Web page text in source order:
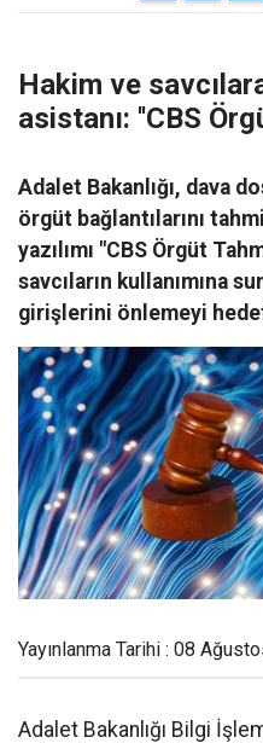
Hakim ve
asistanı: ''CBS
Adalet Bakanlığı, dava
örgüt bağlantılarını
yazılımı "CBS Örgüt
savcıların kullanımına
girişlerini önlemeyi
Yayınlanma Tarihi : 08
Adalet Bakanlığı Bilgi